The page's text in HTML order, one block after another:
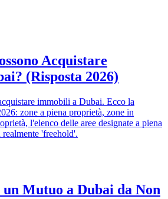
Acquistare
(Risposta 2026)
immobili a Dubai. Ecco la
zone a piena proprietà, zone in
l'elenco delle aree designate a piena
'freehold'.
un Mutuo a Dubai da Non